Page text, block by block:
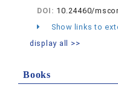
DOI: 10.24460/
Show links to
display all >>
Books